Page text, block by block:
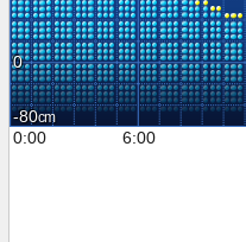
0
-80
0:00
6:00